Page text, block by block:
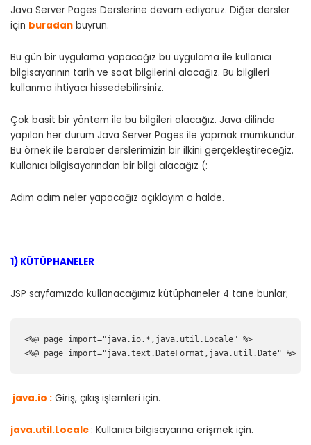
Java Server Pages Derslerine devam ediyoruz. Diğer dersler
için buradan buyrun.
Bu gün bir uygulama yapacağız bu uygulama ile kullanıcı
bilgisayarının tarih ve saat bilgilerini alacağız. Bu bilgileri
kullanma ihtiyacı hissedebilirsiniz.
Çok basit bir yöntem ile bu bilgileri alacağız. Java dilinde
yapılan her durum Java Server Pages ile yapmak mümkündür.
Bu örnek ile beraber derslerimizin bir ilkini gerçekleştireceğiz.
Kullanıcı bilgisayarından bir bilgi alacağız (:
Adım adım neler yapacağız açıklayım o halde.
1) KÜTÜPHANELER
JSP sayfamızda kullanacağımız kütüphaneler 4 tane bunlar;
<%@ page import="java.io.*,java.util.Locale" %>
<%@ page import="java.text.DateFormat,java.util.Date" %>
java.io : Giriş, çıkış işlemleri için.
java.util.Locale : Kullanıcı bilgisayarına erişmek için.